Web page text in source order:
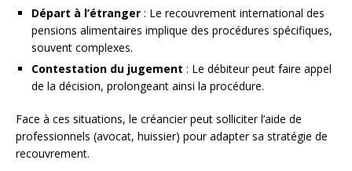
Départ à l’étranger : Le recouvrement international des
pensions alimentaires implique des procédures spécifiques,
souvent complexes.
Contestation du jugement : Le débiteur peut faire appel
de la décision, prolongeant ainsi la procédure.
Face à ces situations, le créancier peut solliciter l’aide de
professionnels (avocat, huissier) pour adapter sa stratégie de
recouvrement.